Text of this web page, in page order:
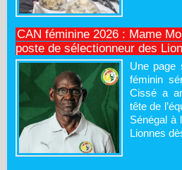
CAN féminine 2026 : Mame
poste de sélectionneur des
Une page
féminin
Cissé a
tête de
Sénégal à
Lionnes